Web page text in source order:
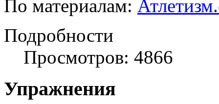
По материалам:
Подробности
Просмотров: 4866
Упражнения